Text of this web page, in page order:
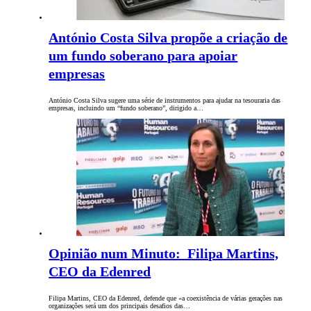
António Costa Silva propõe a criação de
um fundo soberano para apoiar
empresas
António Costa Silva sugere uma série de instrumentos para ajudar na tesouraria das
empresas, incluindo um “fundo soberano”, dirigido a…
Opinião num Minuto: Filipa Martins,
CEO da Edenred
Filipa Martins, CEO da Edenred, defende que «a coexistência de várias gerações nas
organizações será um dos principais desafios das…